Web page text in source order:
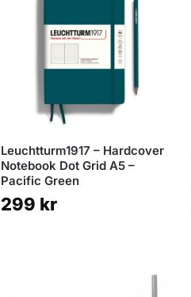
Leuchtturm1917 – Hardcover
Notebook Dot Grid A5 –
Pacific Green
299 kr